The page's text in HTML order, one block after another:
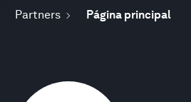
Partners Página principal